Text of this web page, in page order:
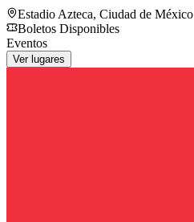
Estadio Azteca, Ciudad de México
Boletos Disponibles
Eventos
Ver lugares